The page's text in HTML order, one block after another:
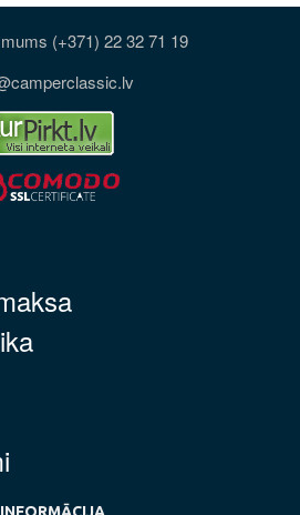
(+371) 22 32 71 19